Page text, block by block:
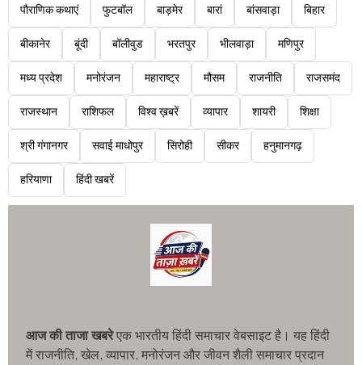
पौराणिक कथाएं फुटबॉल बाड़मेर बारां बांसवाड़ा बिहार
बीकानेर बूंदी बॉलीवुड भरतपुर भीलवाड़ा मणिपुर
मध्य प्रदेश मनोरंजन महाराष्ट्र मौसम राजनीति राजसमंद
राजस्थान राशिफल विश्व ख़बरें व्यापार शायरी शिक्षा
श्री गंगानगर सवाई माधोपुर सिरोही सीकर हनुमानगढ़
हरियाणा हिंदी खबरें
आज की ताजा खबरेएक भारतीय हिंदी समाचार वेबसाइट है। यह हिंदी
में राजनीति, खेल, व्यापार, मनोरंजन और जीवन शैली समाचार प्रदान